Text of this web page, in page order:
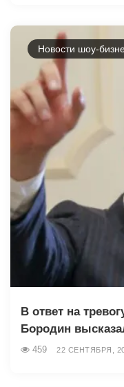
Новости шоу-
В ответ на
Бородин
459 22 СЕНТЯБРЯ,